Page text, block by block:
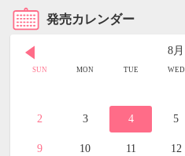
発売カレンダー
8月
SUN MON TUE WED
2 3 4 5
9 10 11 12